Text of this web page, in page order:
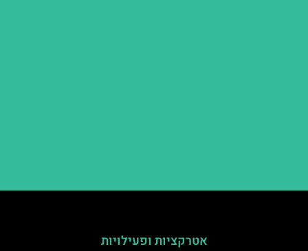
אטרקציות ופעילויות